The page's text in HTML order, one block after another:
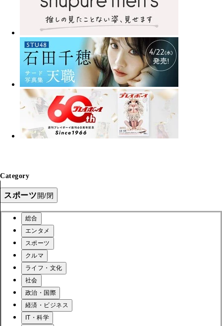
Category
スポーツ開/閉
総合
エンタメ
スポーツ
クルマ
ライフ・文化
社会
政治・国際
経済・ビジネス
IT・科学